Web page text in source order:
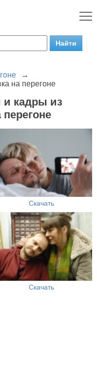
→
на перегоне
и кадры из
Скачать
Скачать